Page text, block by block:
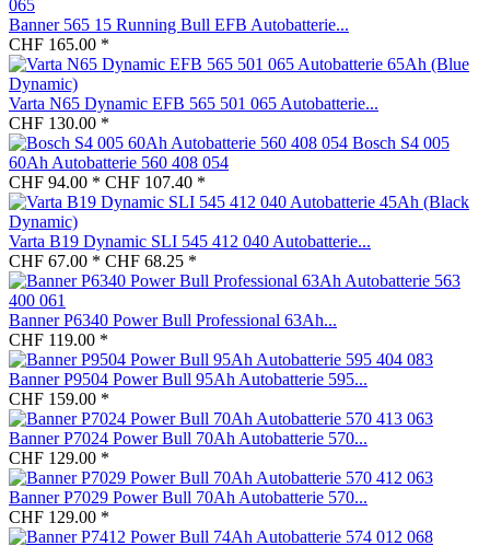
Banner 565 15 Running Bull EFB Autobatterie...
CHF 165.00 *
Varta N65 Dynamic EFB 565 501 065 Autobatterie...
CHF 130.00 *
Bosch S4 005
60Ah Autobatterie 560 408 054
CHF 94.00 * CHF 107.40 *
Varta B19 Dynamic SLI 545 412 040 Autobatterie...
CHF 67.00 * CHF 68.25 *
Banner P6340 Power Bull Professional 63Ah...
CHF 119.00 *
Banner P9504 Power Bull 95Ah Autobatterie 595...
CHF 159.00 *
Banner P7024 Power Bull 70Ah Autobatterie 570...
CHF 129.00 *
Banner P7029 Power Bull 70Ah Autobatterie 570...
CHF 129.00 *